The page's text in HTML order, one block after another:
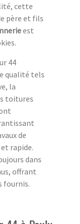
cette
père et fils
est
44
qualité tels
la
toitures
de
rapide.
dans
offrant
fournis.